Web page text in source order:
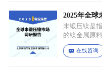
先进行皂化
一系列反应
从而得到
2025年全球
未锻压镍是
的镍金属原
在，一般为
形态，表面
在线咨询